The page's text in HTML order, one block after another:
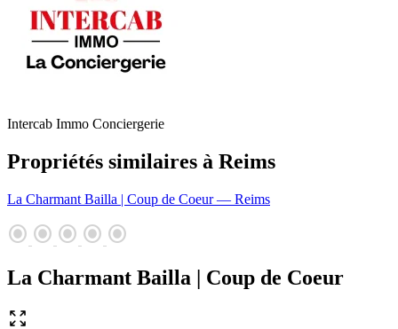
Intercab Immo Conciergerie
Propriétés similaires à Reims
La Charmant Bailla | Coup de Coeur— Reims
radio_button_checked radio_button_checked radio_button_checked radio_button_checked radio_button_checked
La Charmant Bailla | Coup de Coeur